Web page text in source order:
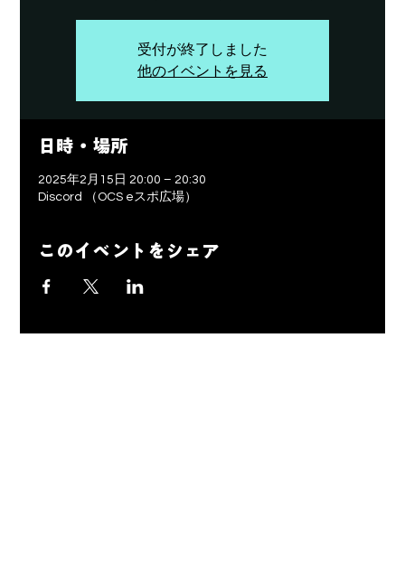
受付が終了しました
他のイベントを見る
日時・場所
2025年2月15日 20:00 – 20:30
Discord （OCS eスポ広場）
このイベントをシェア